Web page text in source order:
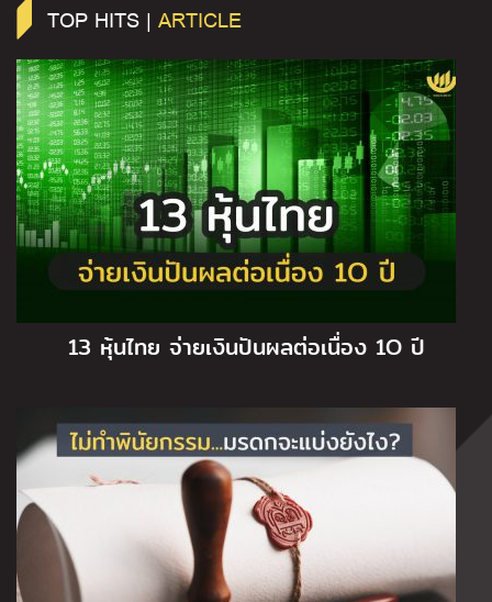
TOP HITS | ARTICLE
13 หุ้นไทย จ่ายเงินปันผลต่อเนื่อง 1O ปี